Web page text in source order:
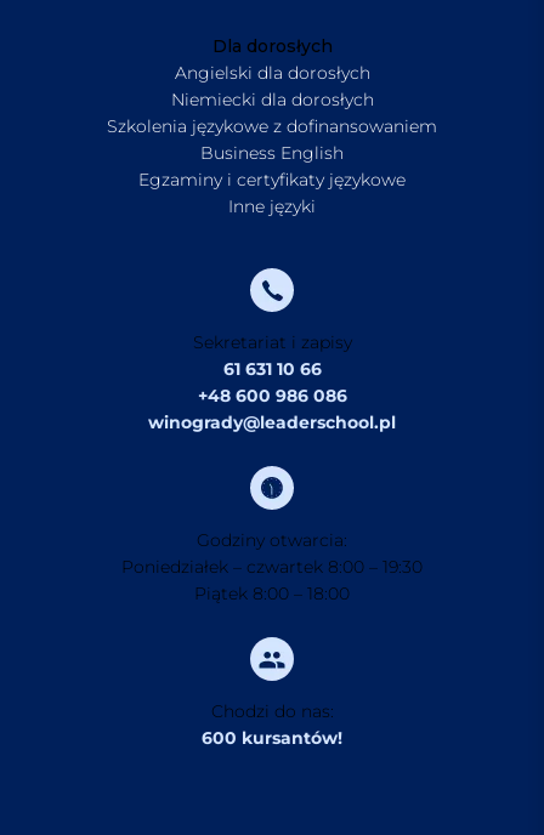
Dla dorosłych
Angielski dla dorosłych
Niemiecki dla dorosłych
Szkolenia językowe z dofinansowaniem
Business English
Egzaminy i certyfikaty językowe
Inne języki
Sekretariat i zapisy
61 631 10 66
+48 600 986 086
winogrady@leaderschool.pl
Godziny otwarcia:
Poniedziałek – czwartek 8:00 – 19:30
Piątek 8:00 – 18:00
Chodzi do nas:
600 kursantów!